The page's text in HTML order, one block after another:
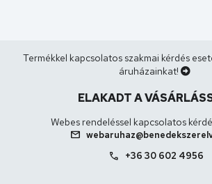
Termékkel kapcsolatos szakmai kérdés
áruházainkat!
ELAKADT A
Webes rendeléssel kapcsolatos
mail
call +36 30 602 4956